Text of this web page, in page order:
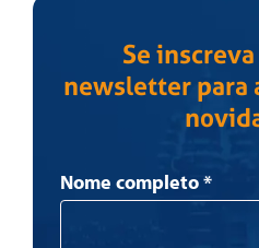
Se
newsletter para
Newsletter
Nome completo*